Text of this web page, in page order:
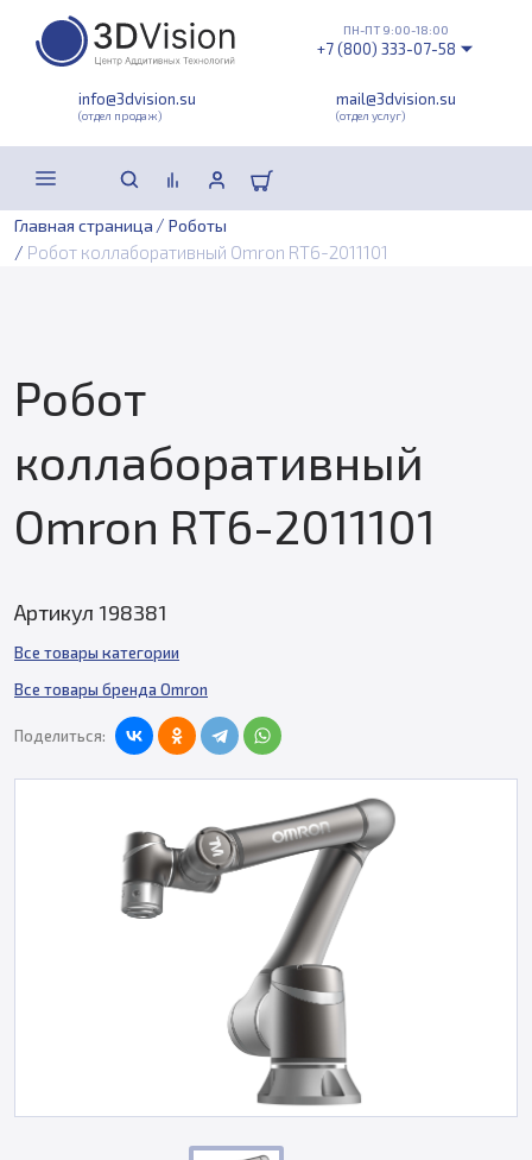
info@3dvision.su
(отдел продаж)
mail@3dvision.su
(отдел услуг)
ПН-ПТ 9:00-18:00
+7 (800) 333-07-58
Главная страница / Роботы
/ Робот коллаборативный Omron RT6-2011101
Робот
коллаборативный
Omron RT6-2011101
Артикул 198381
Все товары категории
Все товары бренда Omron
Поделиться: